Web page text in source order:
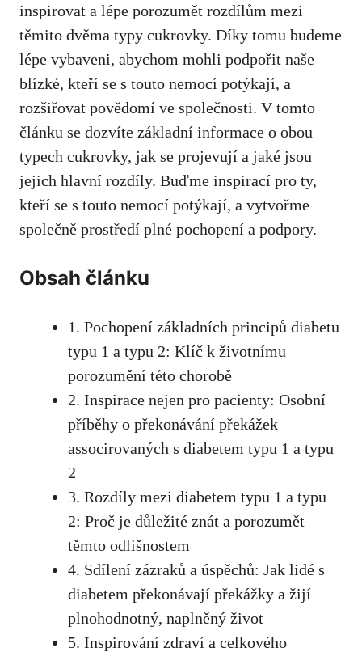
inspirovat​ a lépe porozumět rozdílům mezi
těmito dvěma typy cukrovky. Díky tomu ‌budeme
lépe vybaveni, abychom mohli ‌podpořit naše‍
blízké,​ kteří se s touto​ nemocí potýkají, a
rozšiřovat povědomí ve ⁣společnosti. V tomto
článku se dozvíte základní ​informace ​o obou
typech cukrovky, jak se projevují⁤ a jaké jsou
jejich hlavní​ rozdíly. Buďme inspirací pro ty,
kteří ‌se ‌s touto nemocí potýkají, a vytvořme
společně prostředí plné pochopení a⁢ podpory.
Obsah článku
1. Pochopení základních⁤ principů diabetu
typu 1 a typu 2: Klíč k životnímu
porozumění‍ této chorobě
2.‌ Inspirace nejen pro pacienty: Osobní
příběhy o překonávání překážek
‍associrovaných s diabetem ‍typu 1 a typu
2
3. Rozdíly⁣ mezi​ diabetem typu 1⁤ a typu
‌2: Proč je důležité znát a porozumět
těmto odlišnostem
4.‌ Sdílení⁢ zázraků a úspěchů: Jak lidé ⁤s ​
diabetem překonávají překážky a žijí
plnohodnotný, naplněný život
5.⁢ Inspirování zdraví a celkového